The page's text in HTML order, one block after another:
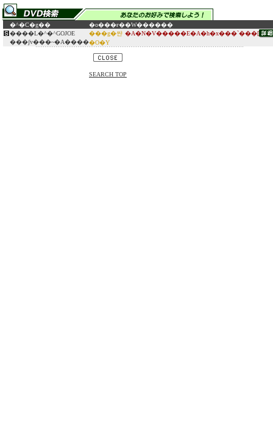
�^�C�g�� �o���ғ��W������
�܏���L�^�^GOJOE
���ʃv���~�A����
���g�쌴
�O�Y
�A�N�V�����E�A�h�x���`���[
SEARCH TOP